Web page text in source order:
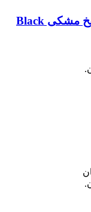
خوشبوکننده خودرو لیتل تریس رایحه یخ مشکی Black
تومان